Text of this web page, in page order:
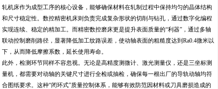
轧机床作为成型工序的核心设备，能够确保材料在轧制过程中保持均匀的晶体结构
和尺寸稳定性。数控精密机床则负责完成复杂形状的切削与钻孔，通过数字化编程
实现连续、稳定的精加工。而精密数控磨床更是提升表面质量的“利器”，通过多轴
联动控制磨削路径，显著降低加工纹路误差，使动轴表面的粗糙度达到Ra0.4微米以
下，从而降低摩擦系数，延长使用寿命。
此外，检测环节同样不容忽视。无论是高精度测微计、激光测量仪，还是三坐标测
量机，都需要对动轴的关键尺寸进行全检或抽检，确保每一根出厂的导轨动轴均符
合图纸要求。这种“闭环式”质量控制体系，能够有效防范因材料或刀具磨损造成的